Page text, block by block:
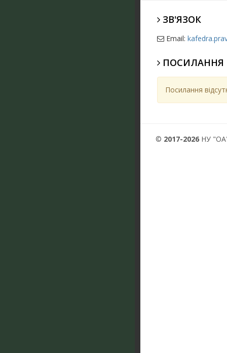
ЗВ'ЯЗОК
Email:
ПОСИЛАННЯ
Посилання
© 2017-2026 НУ